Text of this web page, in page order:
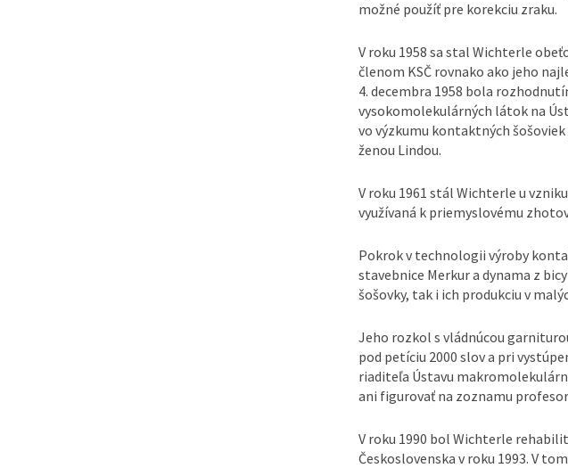
možné použíť pre korekciu zraku.
V roku 1958 sa stal Wichterle
členom KSČ rovnako ako jeho
4. decembra 1958 bola
vysokomolekulárných látok na
vo výzkumu kontaktných
ženou Lindou.
V roku 1961 stál Wichterle u
využívaná k priemyslovému
Pokrok v technologii výroby
stavebnice Merkur a dynama z
šošovky, tak i ich produkciu v
Jeho rozkol s vládnúcou
pod petíciu 2000 slov a pri
riaditeľa Ústavu
ani figurovať na zoznamu
V roku 1990 bol Wichterle
Československa v roku 1993. V